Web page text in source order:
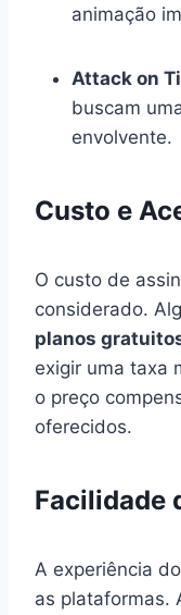
animação
Attack on
buscam
envolvente.
Custo e
O custo de
considerado.
planos
exigir uma taxa
o preço
oferecidos.
Facilidade
A experiência
as plataformas.